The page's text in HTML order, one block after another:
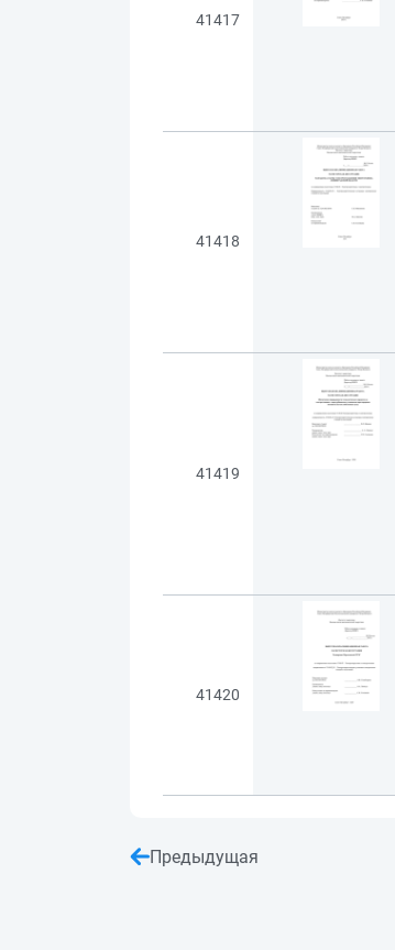
41417
41418
41419
41420
Предыдущая